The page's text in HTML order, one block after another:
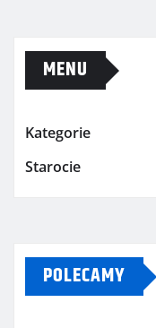
MENU
Kategorie
Starocie
POLECAMY